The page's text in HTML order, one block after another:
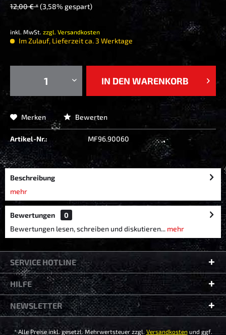
12,00 € *(3,58% gespart)
inkl. MwSt. zzgl. Versandkosten
Im Zulauf, Lieferzeit ca. 3 Werktage
IN DEN WARENKORB
Merken Bewerten
Artikel-Nr.: MF96.90060
Beschreibung
mehr
Bewertungen
0
Bewertungen lesen, schreiben und diskutieren... mehr
SERVICE HOTLINE
HILFE
NEWSLETTER
* Alle Preise inkl. gesetzl. Mehrwertsteuer zzgl. Versandkosten und ggf.